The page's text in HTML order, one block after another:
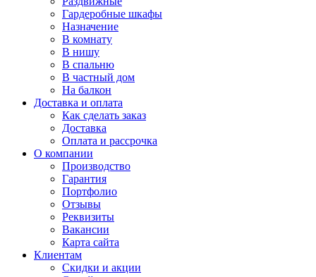
Гардеробные шкафы
Назначение
В комнату
В нишу
В спальню
В частный дом
На балкон
Доставка и оплата
Как сделать заказ
Доставка
Оплата и рассрочка
О компании
Производство
Гарантия
Портфолио
Отзывы
Реквизиты
Вакансии
Карта сайта
Клиентам
Скидки и акции